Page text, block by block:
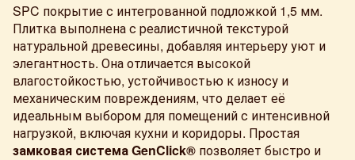
SPC покрытие с интегрованной подложкой 1,5 мм.
Плитка выполнена с реалистичной текстурой
натуральной древесины, добавляя интерьеру уют и
элегантность. Она отличается высокой
влагостойкостью, устойчивостью к износу и
механическим повреждениям, что делает её
идеальным выбором для помещений с интенсивной
нагрузкой, включая кухни и коридоры. Простая
замковая система GenClick® позволяет быстро и